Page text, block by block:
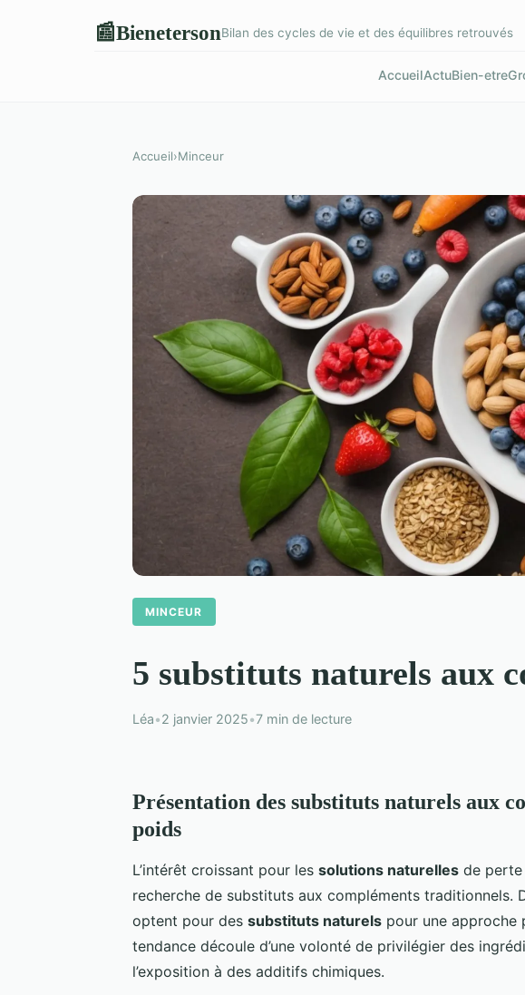
📰BienetersonBilan des cycles de vie et des équilibres retrouvés
AccueilActuBien-etre
Accueil›Minceur
MINCEUR
5 substituts naturels aux
Léa•2 janvier 2025•7 min de lecture
Présentation des substituts naturels aux
poids
L’intérêt croissant pour les solutions naturelles de perte
recherche de substituts aux compléments traditionnels.
optent pour des substituts naturels pour une approche
tendance découle d’une volonté de privilégier des
l’exposition à des additifs chimiques.